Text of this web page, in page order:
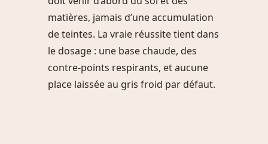
matières, jamais d’une accumulation
de teintes. La vraie réussite tient dans
le dosage : une base chaude, des
contre-points respirants, et aucune
place laissée au gris froid par défaut.